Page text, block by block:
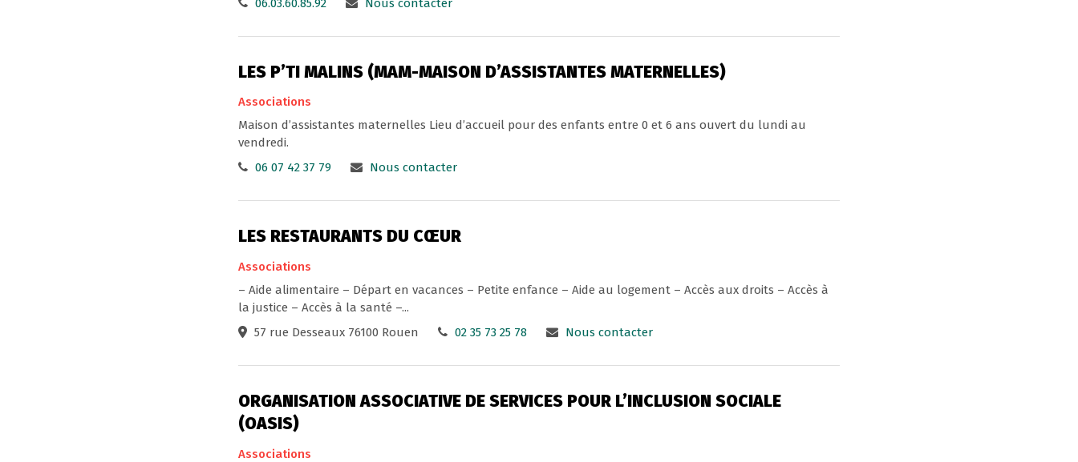
06.03.60.85.92
Nous contacter
LES P’TI MALINS (MAM-MAISON D’ASSISTANTES MATERNELLES)
Associations
Maison d’assistantes maternelles Lieu d’accueil pour des enfants entre 0 et 6 ans ouvert du lundi au
vendredi.
06 07 42 37 79
Nous contacter
LES RESTAURANTS DU CŒUR
Associations
– Aide alimentaire – Départ en vacances – Petite enfance – Aide au logement – Accès aux droits – Accès à
la justice – Accès à la santé –...
57 rue Desseaux 76100 Rouen
02 35 73 25 78 Nous contacter
ORGANISATION ASSOCIATIVE DE SERVICES POUR L’INCLUSION SOCIALE
(OASIS)
Associations